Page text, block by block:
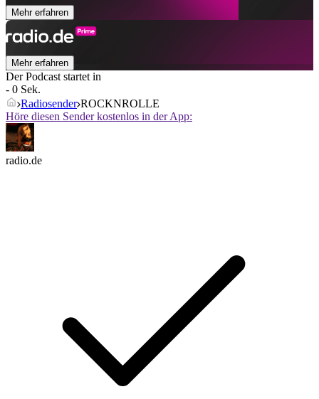
Mehr erfahren
Mehr erfahren
Der Podcast startet in
- 0 Sek.
Radiosender ROCKNROLLE
Höre diesen Sender kostenlos in der App:
radio.de